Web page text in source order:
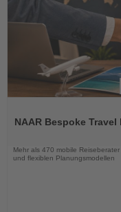
dieNAAR Bespoke
Mehr als 470 mobile
und flexiblen Planungsmodellen